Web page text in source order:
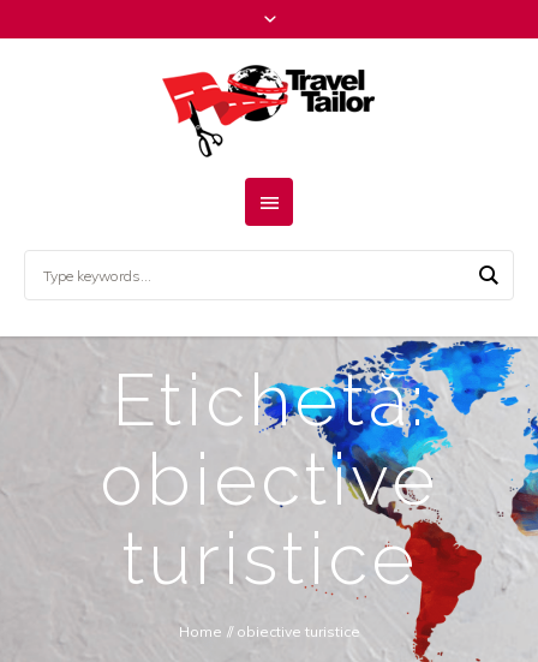
Etichetă:
obiective
turistice
Home // obiective turistice